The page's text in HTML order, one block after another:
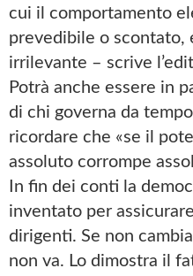
cui il comportamento
prevedibile o scontato,
irrilevante – scrive
Potrà anche essere in
di chi governa da
ricordare che «se il
assoluto corrompe
In fin dei conti la
inventato per
dirigenti. Se non
non va. Lo dimostra il